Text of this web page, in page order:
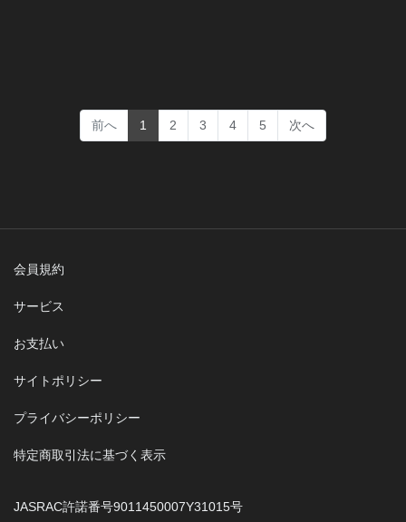
前へ 1 (current)
2 3 4 5 次へ
会員規約
サービス
お支払い
サイトポリシー
プライバシーポリシー
特定商取引法に基づく表示
JASRAC許諾番号9011450007Y31015号